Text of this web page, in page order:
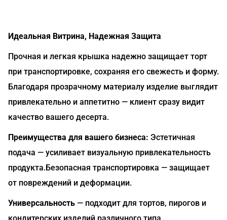
Идеальная Витрина, Надежная Защита
Прочная и легкая крышка надежно защищает торт
при транспортировке, сохраняя его свежесть и форму.
Благодаря прозрачному материалу изделие выглядит
привлекательно и аппетитно — клиент сразу видит
качество вашего десерта.
Преимущества для вашего бизнеса: Эстетичная
подача — усиливает визуальную привлекательность
продукта.Безопасная транспортировка — защищает
от повреждений и деформации.
Универсальность — подходит для тортов, пирогов и